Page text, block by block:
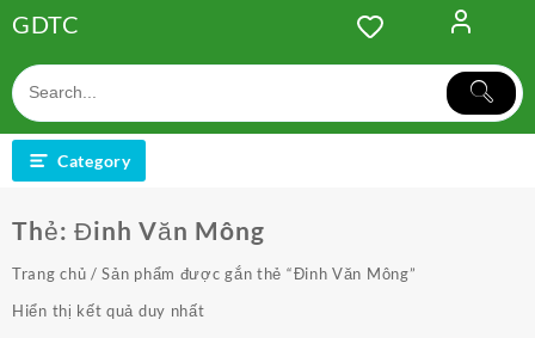
to
content
GDTC
Category
Thẻ: Đinh Văn Mông
Trang chủ / Sản phẩm được gắn thẻ “Đinh Văn Mông”
Hiển thị kết quả duy nhất